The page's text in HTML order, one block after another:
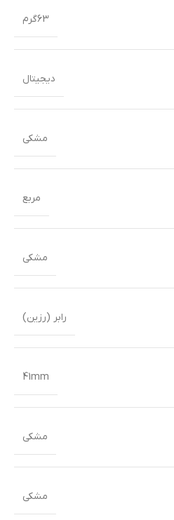
63گرم
دیجیتال
مشکی
مربع
مشکی
رابر (رزین)
41mm
مشکی
مشکی